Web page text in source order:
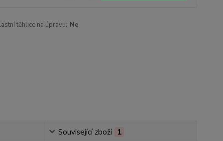
těhlice na úpravu: Ne
Související zboží 1